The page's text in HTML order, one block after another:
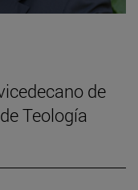
de
Teología